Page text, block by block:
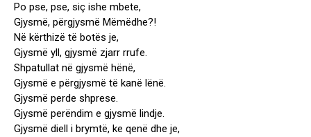
Po pse, pse, siç ishe mbete,
Gjysmë, përgjysmë Mëmëdhe?!
Në kërthizë të botës je,
Gjysmë yll, gjysmë zjarr rrufe.
Shpatullat në gjysmë hënë,
Gjysmë e përgjysmë të kanë lënë.
Gjysmë perde shprese.
Gjysmë perëndim e gjysmë lindje.
Gjysmë diell i brymtë, ke qenë dhe je,